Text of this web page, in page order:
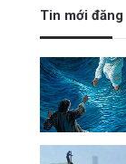
Tin mới đăng